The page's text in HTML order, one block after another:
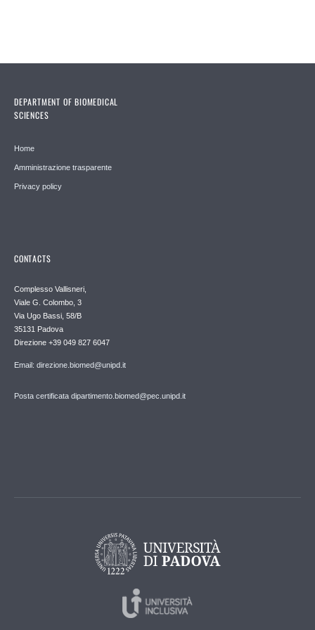
DEPARTMENT OF BIOMEDICAL
SCIENCES
Home
Amministrazione trasparente
Privacy policy
CONTACTS
Complesso Vallisneri,
Viale G. Colombo, 3
Via Ugo Bassi, 58/B
35131 Padova
Direzione +39 049 827 6047
Email: direzione.biomed@unipd.it
Posta certificata dipartimento.biomed@pec.unipd.it